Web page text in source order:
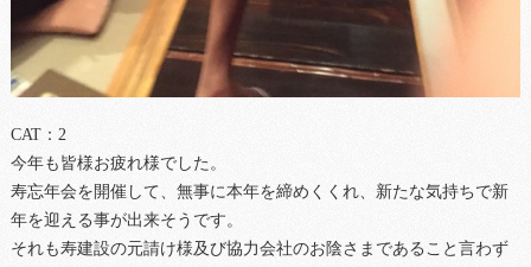
CAT：2
今年も皆様お疲れ様でした。
寿忘年会を開催して、無事に本年を締めくくれ、新たな気持ちで新
年を迎える事が出来そうです。
それも寿建設の元請け様及び協力会社のお陰さまであること言わず